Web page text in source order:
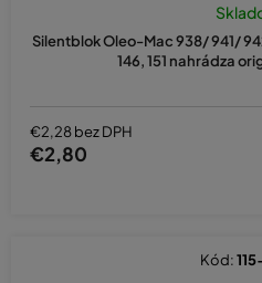
Silentblok Oleo-Mac 938/ 941/
146, 151 nahrádza
€2,28 bez DPH
€2,80
Kód: